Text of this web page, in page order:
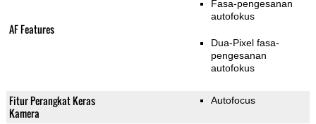
AF Features
Fasa-pengesanan
autofokus
Dua-Pixel fasa-
pengesanan
autofokus
Fitur Perangkat Keras
Kamera
Autofocus